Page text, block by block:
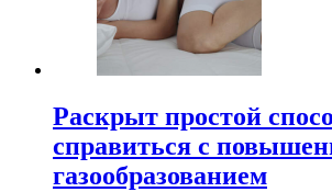
Раскрыт простой
справиться с
газообразованием